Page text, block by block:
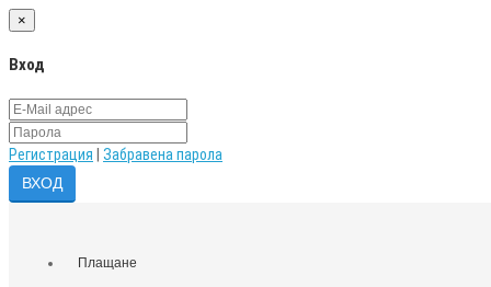
×
Вход
Регистрация Забравена парола
Плащане